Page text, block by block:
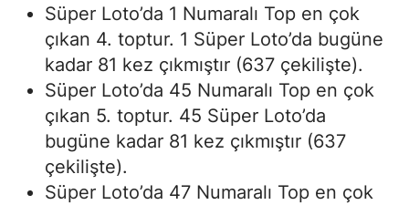
Süper Loto’da 1 Numaralı Top en çok
çıkan 4. toptur. 1 Süper Loto’da bugüne
kadar 81 kez çıkmıştır (637 çekilişte).
Süper Loto’da 45 Numaralı Top en çok
çıkan 5. toptur. 45 Süper Loto’da
bugüne kadar 81 kez çıkmıştır (637
çekilişte).
Süper Loto’da 47 Numaralı Top en çok